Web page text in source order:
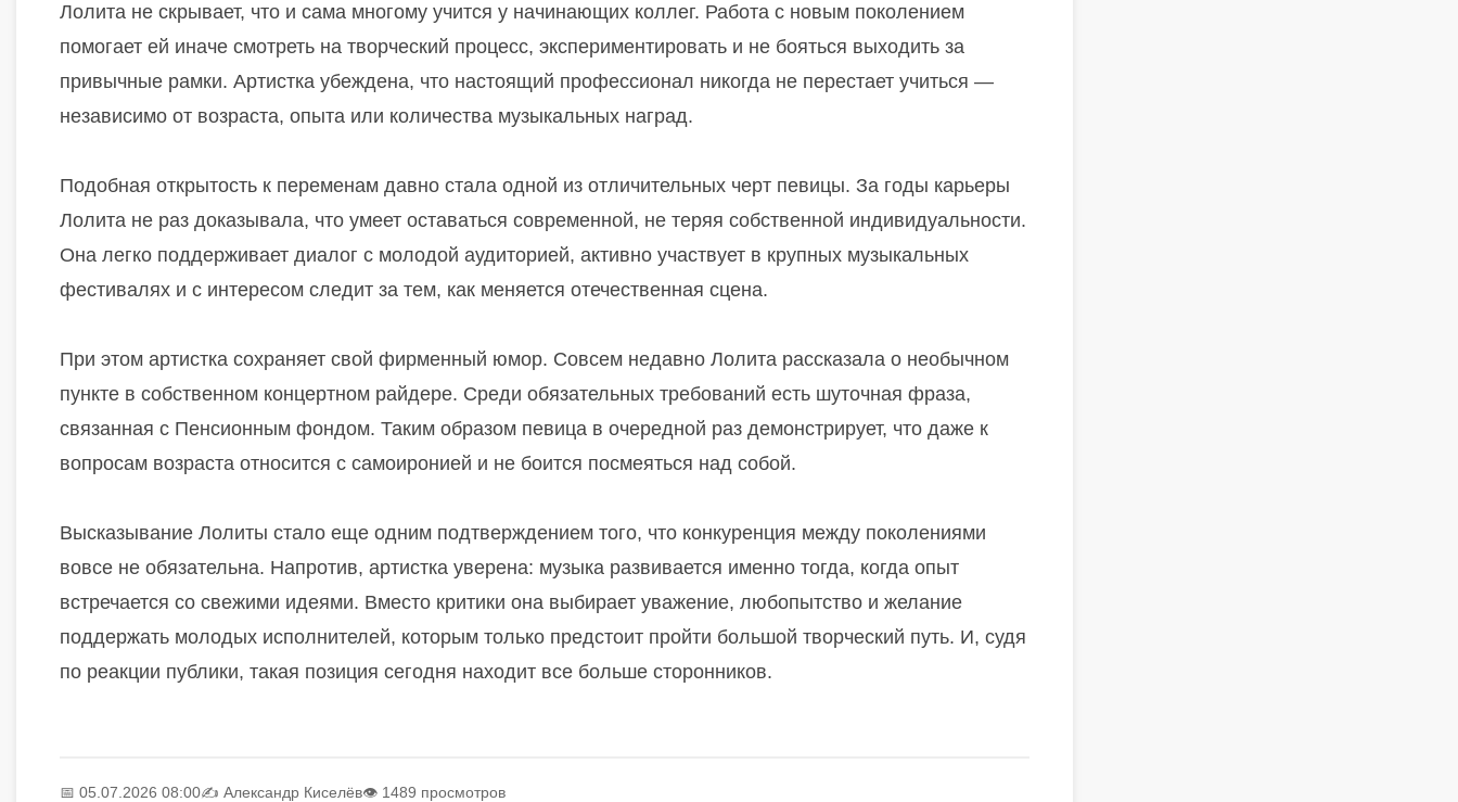
Лолита не скрывает, что и сама многому учится у начинающих коллег. Работа с новым поколением
помогает ей иначе смотреть на творческий процесс, экспериментировать и не бояться выходить за
привычные рамки. Артистка убеждена, что настоящий профессионал никогда не перестает учиться —
независимо от возраста, опыта или количества музыкальных наград.
Подобная открытость к переменам давно стала одной из отличительных черт певицы. За годы карьеры
Лолита не раз доказывала, что умеет оставаться современной, не теряя собственной индивидуальности.
Она легко поддерживает диалог с молодой аудиторией, активно участвует в крупных музыкальных
фестивалях и с интересом следит за тем, как меняется отечественная сцена.
При этом артистка сохраняет свой фирменный юмор. Совсем недавно Лолита рассказала о необычном
пункте в собственном концертном райдере. Среди обязательных требований есть шуточная фраза,
связанная с Пенсионным фондом. Таким образом певица в очередной раз демонстрирует, что даже к
вопросам возраста относится с самоиронией и не боится посмеяться над собой.
Высказывание Лолиты стало еще одним подтверждением того, что конкуренция между поколениями
вовсе не обязательна. Напротив, артистка уверена: музыка развивается именно тогда, когда опыт
встречается со свежими идеями. Вместо критики она выбирает уважение, любопытство и желание
поддержать молодых исполнителей, которым только предстоит пройти большой творческий путь. И, судя
по реакции публики, такая позиция сегодня находит все больше сторонников.
📅 05.07.2026 08:00✍️ Александр Киселёв👁 1489 просмотров